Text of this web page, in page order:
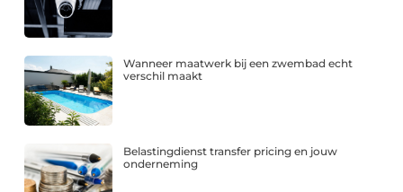
Wanneer maatwerk bij een zwembad echt
verschil maakt
Belastingdienst transfer pricing en jouw
onderneming